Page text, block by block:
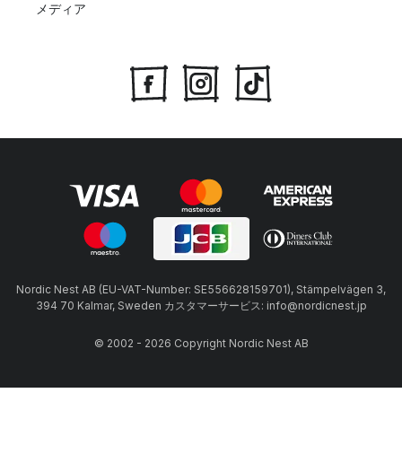
メディア
Nordic Nest AB (EU-VAT-Number: SE556628159701), Stämpelvägen 3,
394 70 Kalmar, Sweden カスタマーサービス: info@nordicnest.jp
© 2002 - 2026 Copyright Nordic Nest AB